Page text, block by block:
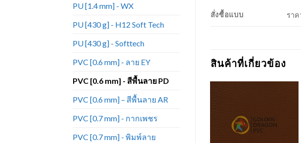
PU [1.4 mm] - WX
PU [430 g] - H12 Soft Tech
PU [430 g] - Softtech
PVC [0.6 mm] - ลาย EY
PVC [0.6 mm] - สีพื้นลาย PD
PVC [0.6 mm] – สีพื้นลาย AR
PVC [0.7 mm] - กากเพชร
PVC [0.7 mm] - พิมพ์ลาย
สั่งซื้อแบบ รา
สินค้าที่เกี่ยวข้อง
Add to
Wishlist